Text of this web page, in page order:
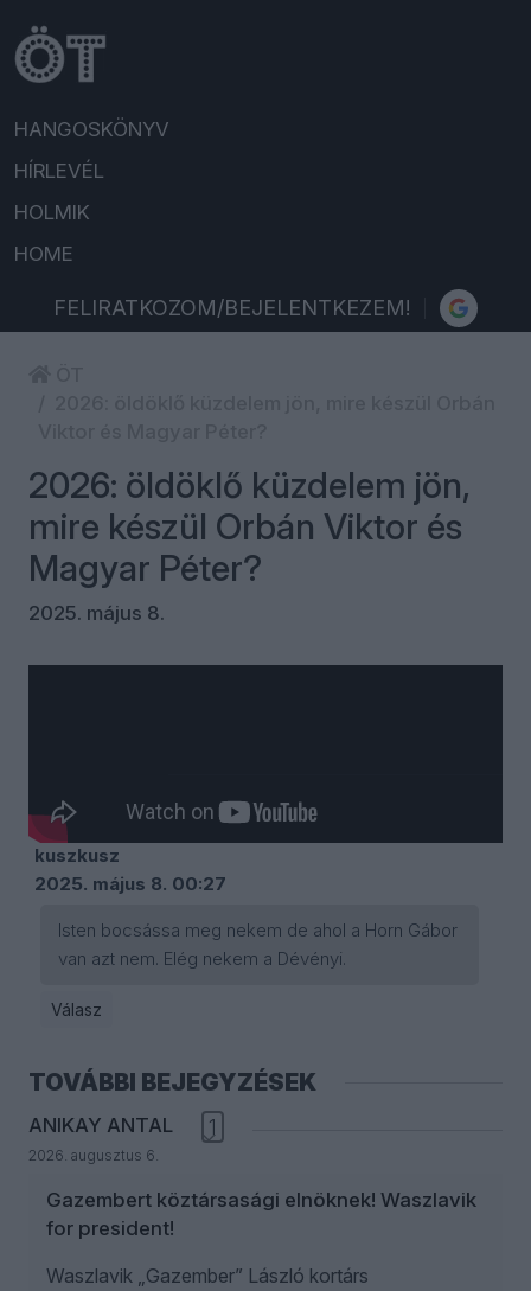
HANGOSKÖNYV
HÍRLEVÉL
HOLMIK
HOME
FELIRATKOZOM/BEJELENTKEZEM!
2026: öldöklő küzdelem jön,
mire készül Orbán Viktor és
Magyar Péter?
2025. május 8.
Bejelentkezés
kuszkusz
2025. május 8. 00:27
Isten bocsássa meg nekem de ahol a Horn Gábor
van azt nem. Elég nekem a Dévényi.
Válasz
TOVÁBBI BEJEGYZÉSEK
ANIKAY ANTAL
2026. augusztus 6.
1
Gazembert köztársasági elnöknek! Waszlavik
for president!
Waszlavik „Gazember” László kortárs